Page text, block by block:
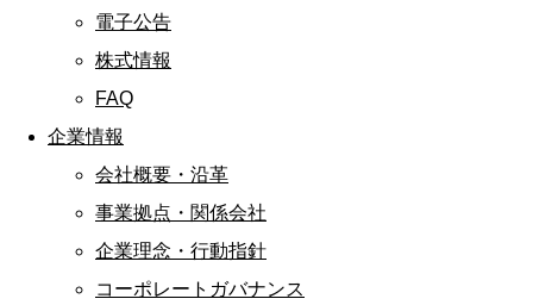
電子公告
株式情報
FAQ
企業情報
会社概要・沿革
事業拠点・関係会社
企業理念・行動指針
コーポレートガバナンス